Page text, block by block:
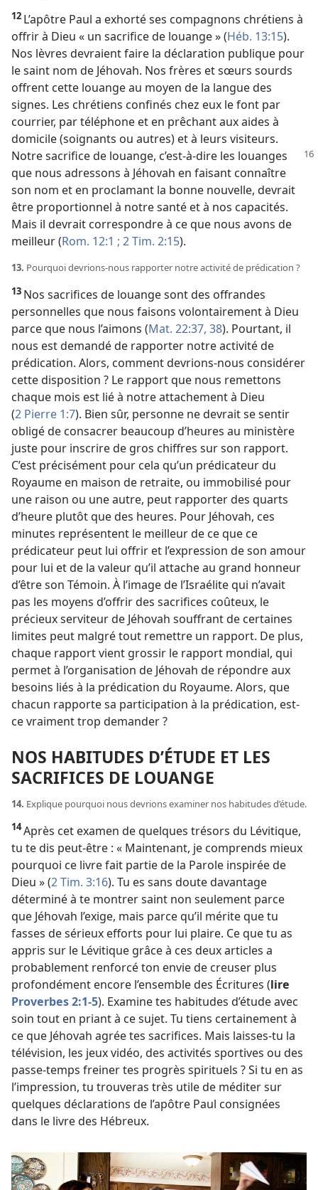
12 L’apôtre Paul a exhorté ses compagnons chrétiens à
offrir à Dieu « un sacrifice de louange » (Héb. 13:15).
Nos lèvres devraient faire la déclaration publique pour
le saint nom de Jéhovah. Nos frères et sœurs sourds
offrent cette louange au moyen de la langue des
signes. Les chrétiens confinés chez eux le font par
courrier, par téléphone et en prêchant aux aides à
domicile (soignants ou autres) et à leurs visiteurs.
Notre sacrifice de louange, c’est-à-dire les louanges
que nous adressons à Jéhovah en faisant connaître
son nom et en proclamant la bonne nouvelle, devrait
être proportionnel à notre santé et à nos capacités.
Mais il devrait correspondre à ce que nous avons de
meilleur (Rom. 12:1 ; 2 Tim. 2:15).
13. Pourquoi devrions-​nous rapporter notre activité de prédication ?
13 Nos sacrifices de louange sont des offrandes
personnelles que nous faisons volontairement à Dieu
parce que nous l’aimons (Mat. 22:37, 38). Pourtant, il
nous est demandé de rapporter notre activité de
prédication. Alors, comment devrions-​nous considérer
cette disposition ? Le rapport que nous remettons
chaque mois est lié à notre attachement à Dieu
(2 Pierre 1:7). Bien sûr, personne ne devrait se sentir
obligé de consacrer beaucoup d’heures au ministère
juste pour inscrire de gros chiffres sur son rapport.
C’est précisément pour cela qu’un prédicateur du
Royaume en maison de retraite, ou immobilisé pour
une raison ou une autre, peut rapporter des quarts
d’heure plutôt que des heures. Pour Jéhovah, ces
minutes représentent le meilleur de ce que ce
prédicateur peut lui offrir et l’expression de son amour
pour lui et de la valeur qu’il attache au grand honneur
d’être son Témoin. À l’image de l’Israélite qui n’avait
pas les moyens d’offrir des sacrifices coûteux, le
précieux serviteur de Jéhovah souffrant de certaines
limites peut malgré tout remettre un rapport. De plus,
chaque rapport vient grossir le rapport mondial, qui
permet à l’organisation de Jéhovah de répondre aux
besoins liés à la prédication du Royaume. Alors, que
chacun rapporte sa participation à la prédication, est-​
ce vraiment trop demander ?
NOS HABITUDES D’ÉTUDE ET LES
SACRIFICES DE LOUANGE
14. Explique pourquoi nous devrions examiner nos habitudes d’étude.
14Après cet examen de quelques trésors du Lévitique,
tu te dis peut-être : « Maintenant, je comprends mieux
pourquoi ce livre fait partie de la Parole inspirée de
Dieu » (2 Tim. 3:16). Tu es sans doute davantage
déterminé à te montrer saint non seulement parce
que Jéhovah l’exige, mais parce qu’il mérite que tu
fasses de sérieux efforts pour lui plaire. Ce que tu as
appris sur le Lévitique grâce à ces deux articles a
probablement renforcé ton envie de creuser plus
profondément encore l’ensemble des Écritures (lire
Proverbes 2:1-5). Examine tes habitudes d’étude avec
soin tout en priant à ce sujet. Tu tiens certainement à
ce que Jéhovah agrée tes sacrifices. Mais laisses-​tu la
télévision, les jeux vidéo, des activités sportives ou des
passe-temps freiner tes progrès spirituels ? Si tu en as
l’impression, tu trouveras très utile de méditer sur
quelques déclarations de l’apôtre Paul consignées
dans le livre des Hébreux.